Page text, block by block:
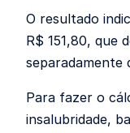
O resultado
R$ 151,80, que
separadamente
Para fazer o
insalubridade,